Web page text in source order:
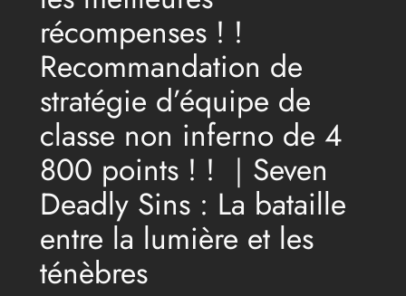
récompenses ! !
Recommandation de
stratégie d’équipe de
classe non inferno de 4
800 points ! ! ｜Seven
Deadly Sins : La bataille
entre la lumière et les
ténèbres